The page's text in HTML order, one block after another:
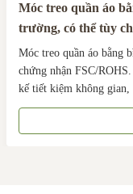
Móc treo quần áo
trường, có thể tùy
áo
Móc treo quần áo bằng
chứng nhận FSC/
kế tiết kiệm không gian,
chiếc, giao hàng nhanh